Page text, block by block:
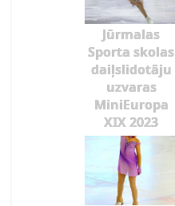
Jūrmalas
Sporta skolas
daiļslidotāju
uzvaras
MiniEuropa
XIX 2023